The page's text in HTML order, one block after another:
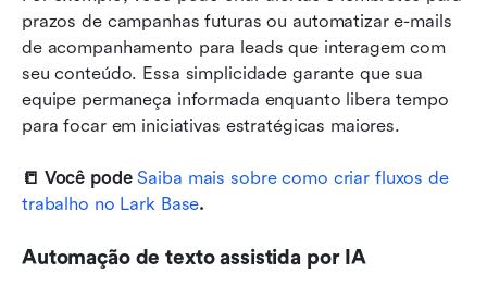
prazos de campanhas futuras ou automatizar e-mails
de acompanhamento para leads que interagem com
seu conteúdo. Essa simplicidade garante que sua
equipe permaneça informada enquanto libera tempo
para focar em iniciativas estratégicas maiores.
📒 Você pode Saiba mais sobre como criar fluxos de
trabalho no Lark Base.
Automação de texto assistida por IA